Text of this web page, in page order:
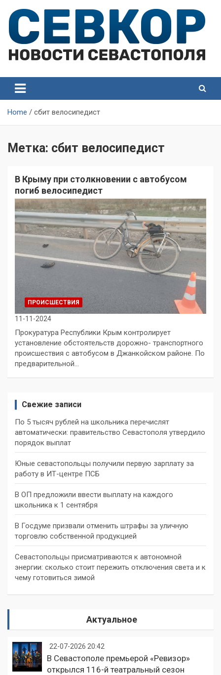
content
Севастополя
Севастополя
Home сбит велосипедист
Метка: сбит велосипедист
В Крыму при столкновении с автобусом
погиб велосипедист
ПРОИСШЕСТВИЯ
11-11-2024
Прокуратура Республики Крым контролирует
установление обстоятельств дорожно- транспортного
происшествия с автобусом в Джанкойском районе. По
предварительной…
Свежие записи
По 5 тысяч рублей на школьника перечислят
автоматически: правительство Севастополя утвердило
порядок выплат
Юные севастопольцы получили первую зарплату за
работу в ИТ-центре ПСБ
В ОП предложили ввести выплату на каждого
школьника к 1 сентября
В Госдуме призвали отменить штрафы за уличную
торговлю собственной продукцией
Севастопольцы присматриваются к автономной
энергии: сколько стоит пережить отключения света и к
чему готовиться зимой
Актуальное
22-07-2026 20:42
В Севастополе премьерой «Ревизор»
открылся 116-й театральный сезон